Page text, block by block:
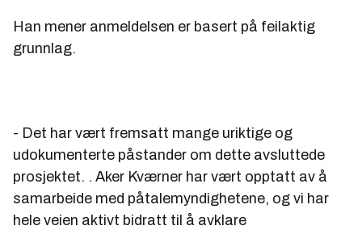
Han mener anmeldelsen er basert på feilaktig
grunnlag.
- Det har vært fremsatt mange uriktige og
udokumenterte påstander om dette avsluttede
prosjektet. . Aker Kværner har vært opptatt av å
samarbeide med påtalemyndighetene, og vi har
hele veien aktivt bidratt til å avklare